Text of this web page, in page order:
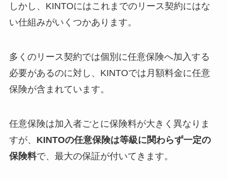
しかし、KINTOにはこれまでのリース契約にはな
い仕組みがいくつかあります。
多くのリース契約では個別に任意保険へ加入する
必要があるのに対し、KINTOでは月額料金に任意
保険が含まれています。
任意保険は加入者ごとに保険料が大きく異なりま
すが、 KINTOの任意保険は等級に関わらず一定の
保険料で、最大の保証が付いてきます。